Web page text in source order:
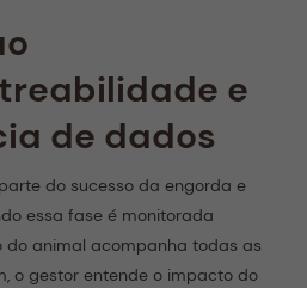
e
de dados
do sucesso da engorda e
essa fase é monitorada
do animal acompanha todas as
o gestor entende o impacto do